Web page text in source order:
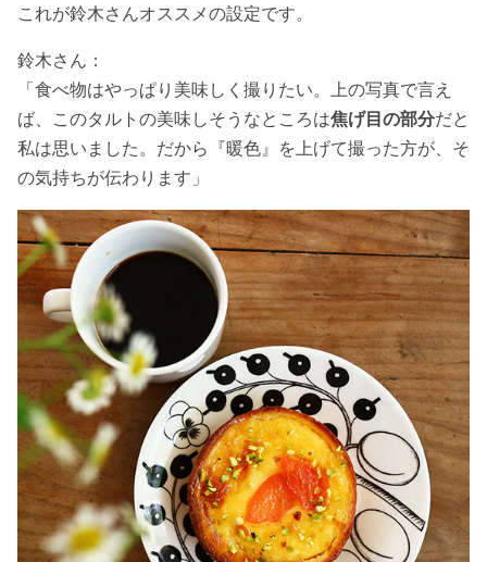
これが鈴木さんオススメの設定です。
鈴木さん：
「食べ物はやっぱり美味しく撮りたい。上の写真で言え
ば、このタルトの美味しそうなところは焦げ目の部分だと
私は思いました。だから『暖色』を上げて撮った方が、そ
の気持ちが伝わります」